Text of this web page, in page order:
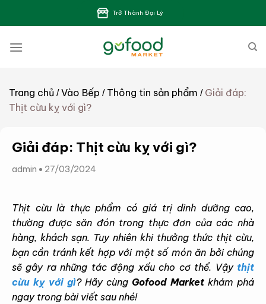
dung
Trở Thành Đại Lý
Trang chủ /Vào Bếp / Thông tin sản phẩm / Giải đáp:
Thịt cừu kỵ với gì?
Giải đáp: Thịt cừu kỵ với gì?
admin 27/03/2024
Thịt cừu là thực phẩm có giá trị dinh dưỡng cao,
thường được săn đón trong thực đơn của các nhà
hàng, khách sạn. Tuy nhiên khi thưởng thức thịt cừu,
bạn cần tránh kết hợp với một số món ăn bởi chúng
sẽ gây ra những tác động xấu cho cơ thể. Vậy thịt
cừu kỵ với gì? Hãy cùng Gofood Market khám phá
ngay trong bài viết sau nhé!